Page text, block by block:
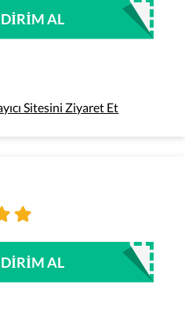
AL
Sitesini Ziyaret Et
AL